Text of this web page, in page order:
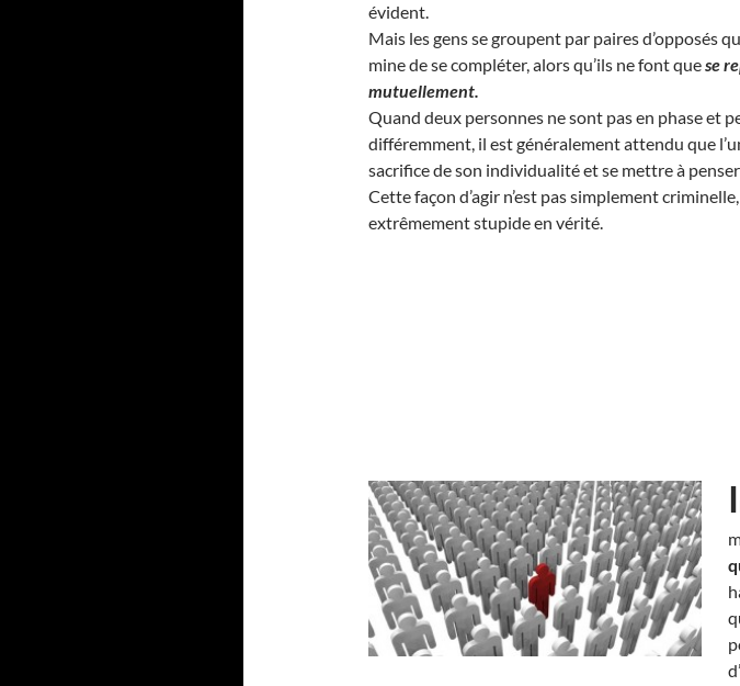
évident.
Mais les gens se groupent par paires d’opposés
mine de se compléter, alors qu’ils ne font quese
mutuellement.
Quand deux personnes ne sont pas en phase et
différemment, il est généralement attendu que
sacrifice de son individualité et se mettre à penser
Cette façon d’agir n’est pas simplement
extrêmement stupide en vérité.
I